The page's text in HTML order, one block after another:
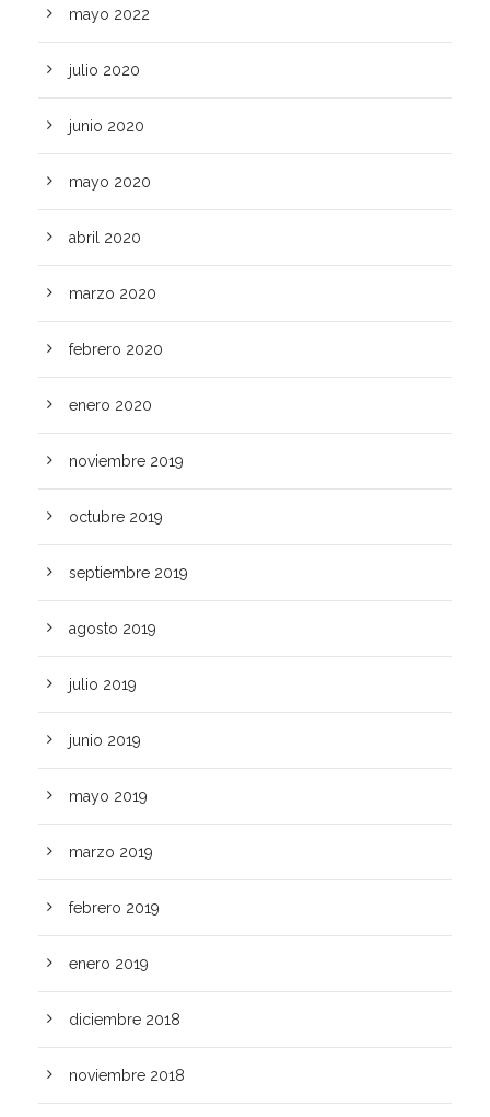
mayo 2022
julio 2020
junio 2020
mayo 2020
abril 2020
marzo 2020
febrero 2020
enero 2020
noviembre 2019
octubre 2019
septiembre 2019
agosto 2019
julio 2019
junio 2019
mayo 2019
marzo 2019
febrero 2019
enero 2019
diciembre 2018
noviembre 2018